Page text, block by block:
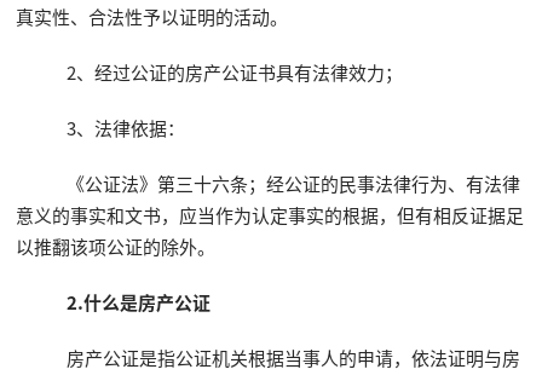
真实性、合法性予以证明的活动。
2、经过公证的房产公证书具有法律效力；
3、法律依据：
《公证法》第三十六条；经公证的民事法律行为、有法律
意义的事实和文书，应当作为认定事实的根据，但有相反证据足
以推翻该项公证的除外。
2.什么是房产公证
房产公证是指公证机关根据当事人的申请，依法证明与房